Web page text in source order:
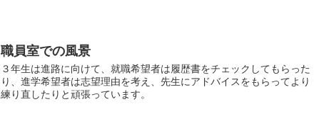
職員室での風景
３年生は進路に向けて、就職希望者は履歴書をチェックしてもらった
り、進学希望者は志望理由を考え、先生にアドバイスをもらってより
練り直したりと頑張っています。